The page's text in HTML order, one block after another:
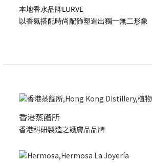
本地香水品牌LURVE
以香氣搭配時尚配飾塑造出獨一無二形象
香港蒸餾所
香港科研製造之護膚品品牌